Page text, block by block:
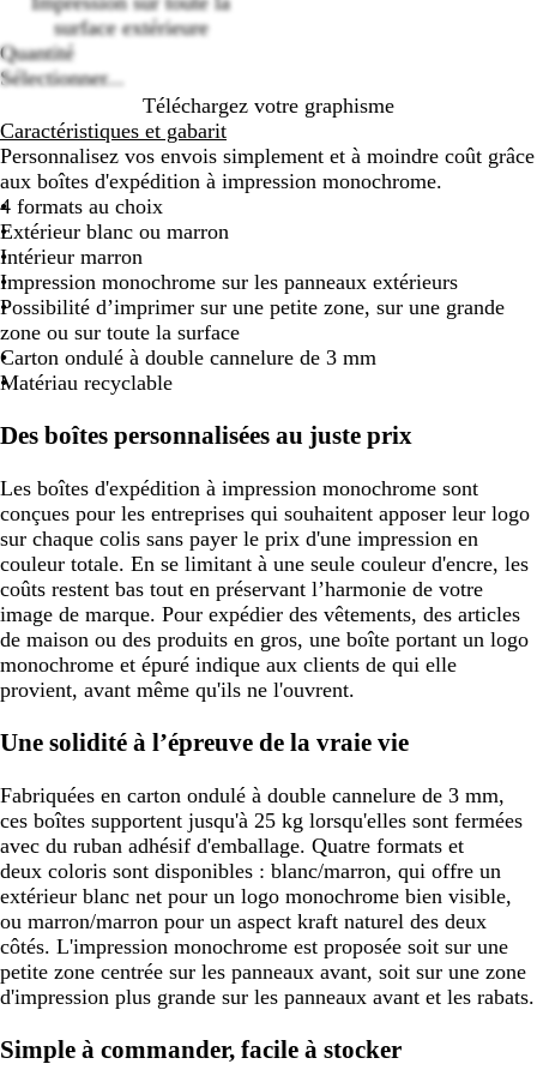
surface extérieure
Quantité
Sélectionner...
Téléchargez votre graphisme
Caractéristiques et gabarit
Personnalisez vos envois simplement et à moindre coût grâce
aux boîtes d'expédition à impression monochrome.
4 formats au choix
Extérieur blanc ou marron
Intérieur marron
Impression monochrome sur les panneaux extérieurs
Possibilité d’imprimer sur une petite zone, sur une grande
zone ou sur toute la surface
Carton ondulé à double cannelure de 3 mm
Matériau recyclable
Des boîtes personnalisées au juste prix
Les boîtes d'expédition à impression monochrome sont
conçues pour les entreprises qui souhaitent apposer leur logo
sur chaque colis sans payer le prix d'une impression en
couleur totale. En se limitant à une seule couleur d'encre, les
coûts restent bas tout en préservant l’harmonie de votre
image de marque. Pour expédier des vêtements, des articles
de maison ou des produits en gros, une boîte portant un logo
monochrome et épuré indique aux clients de qui elle
provient, avant même qu'ils ne l'ouvrent.
Une solidité à l’épreuve de la vraie vie
Fabriquées en carton ondulé à double cannelure de 3 mm,
ces boîtes supportent jusqu'à 25 kg lorsqu'elles sont fermées
avec du ruban adhésif d'emballage. Quatre formats et
deux coloris sont disponibles : blanc/marron, qui offre un
extérieur blanc net pour un logo monochrome bien visible,
ou marron/marron pour un aspect kraft naturel des deux
côtés. L'impression monochrome est proposée soit sur une
petite zone centrée sur les panneaux avant, soit sur une zone
d'impression plus grande sur les panneaux avant et les rabats.
Simple à commander, facile à stocker